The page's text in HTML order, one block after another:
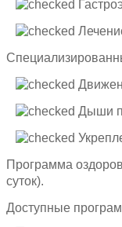
Дыши
Программа
суток).
Доступные